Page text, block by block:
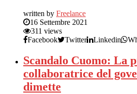
written by Freelance
16 Settembre 2021
311 views
Facebook
Twitter Linkedin
Scandalo Cuomo: La
collaboratrice del
dimette